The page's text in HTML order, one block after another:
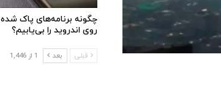
چگونه برنامه‌های پاک شده
روی اندروید را بی‌یابیم؟
قبلی بعد 1 از 1,446